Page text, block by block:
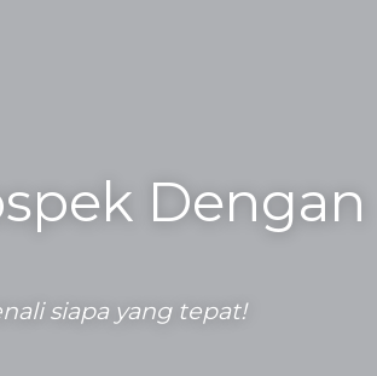
Dengan
siapa yang tepat!